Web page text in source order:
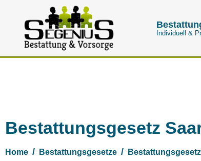
Individuell &
Bestattungsgesetz
Home Bestattungsgesetze